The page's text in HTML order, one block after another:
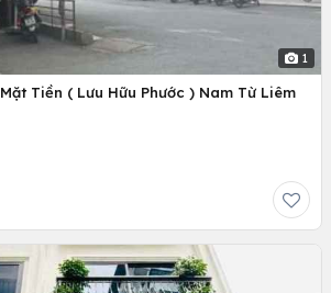
1
Tiền ( Lưu Hữu Phước ) Nam Từ Liêm